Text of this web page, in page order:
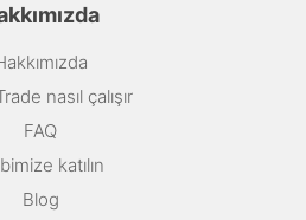
nasıl çalışır
FAQ
katılın
Blog